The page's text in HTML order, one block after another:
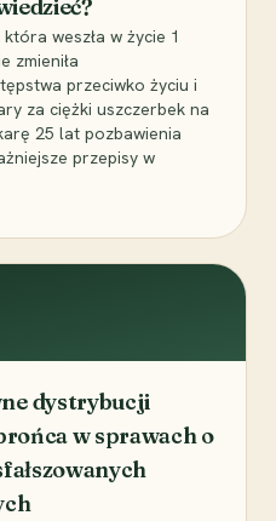
weszła w życie 1
zmieniła
przeciwko życiu i
za ciężki uszczerbek na
25 lat pozbawienia
przepisy w
dystrybucji
w sprawach o